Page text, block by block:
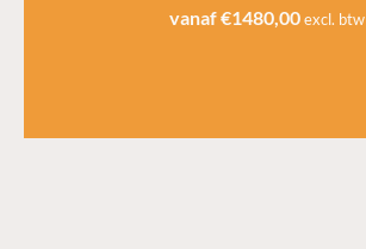
vanaf €1480,00excl. btw